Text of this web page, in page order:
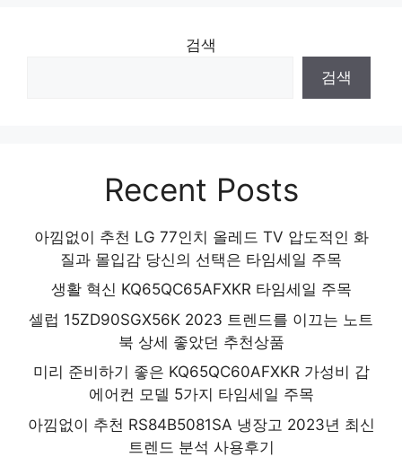
검색
검색
Recent Posts
아낌없이 추천 LG 77인치 올레드 TV 압도적인 화
질과 몰입감 당신의 선택은 타임세일 주목
생활 혁신 KQ65QC65AFXKR 타임세일 주목
셀럽 15ZD90SGX56K 2023 트렌드를 이끄는 노트
북 상세 좋았던 추천상품
미리 준비하기 좋은 KQ65QC60AFXKR 가성비 갑
에어컨 모델 5가지 타임세일 주목
아낌없이 추천 RS84B5081SA 냉장고 2023년 최신
트렌드 분석 사용후기